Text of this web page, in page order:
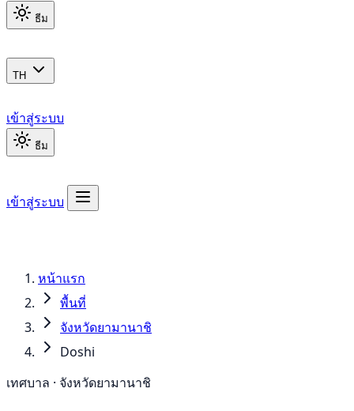
ธีม
TH
เข้าสู่ระบบ
ธีม
เข้าสู่ระบบ
หน้าแรก
พื้นที่
จังหวัดยามานาชิ
Doshi
เทศบาล · จังหวัดยามานาชิ